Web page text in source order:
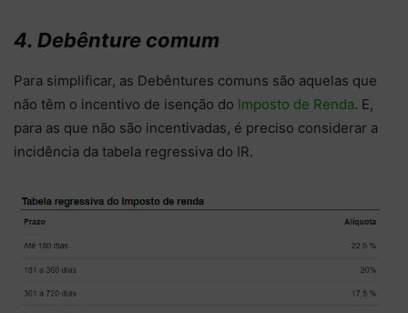
4. Debênture comum
Para simplificar, as Debêntures comuns são aquelas que
não têm o incentivo de isenção do Imposto de Renda. E,
para as que não são incentivadas, é preciso considerar a
incidência da tabela regressiva do IR.